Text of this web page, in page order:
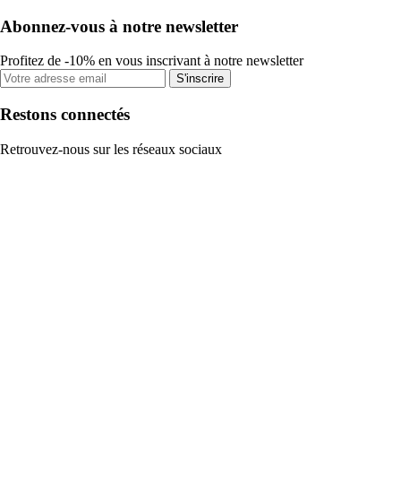
Abonnez-vous à notre newsletter
Profitez de -10% en vous inscrivant à notre newsletter
S'inscrire
Restons connectés
Retrouvez-nous sur les réseaux sociaux